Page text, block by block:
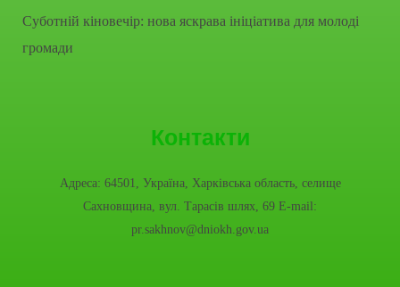
Суботній кіновечір: нова яскрава ініціатива для молоді
громади
Контакти
Адреса: 64501, Україна, Харківська область, селище
Сахновщина, вул. Тарасів шлях, 69 E-mail:
pr.sakhnov@dniokh.gov.ua